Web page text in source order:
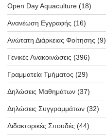
Open Day Aquaculture (18)
Ανανέωση Εγγραφής (16)
Ανώτατη Διάρκειας Φοίτησης (9)
Γενικές Ανακοινώσεις (396)
Γραμματεία Τμήματος (29)
Δηλώσεις Μαθημάτων (37)
Δηλώσεις Συγγραμμάτων (32)
Διδακτορικές Σπουδές (44)